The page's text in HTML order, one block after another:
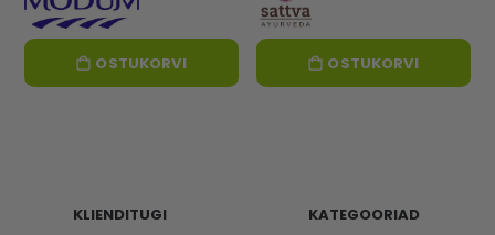
OSTUKORVI OSTUKORVI
KLIENDITUGI
KATEGOORIAD